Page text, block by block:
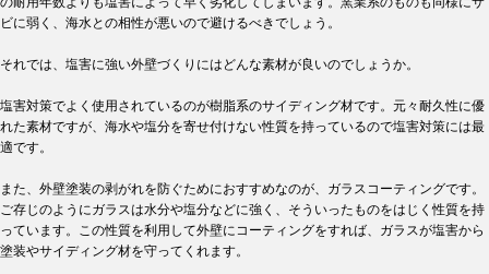
ビに弱く、海水との相性が悪いので避けるべきでしょう。
それでは、塩害に強い外壁づくりにはどんな素材が良いのでしょうか。
塩害対策でよく使用されているのが樹脂系のサイディング材です。元々耐久性に優
れた素材ですが、海水や塩分を寄せ付けない性質を持っているので塩害対策には最
適です。
また、外壁塗装の剥がれを防ぐためにおすすめなのが、ガラスコーティングです。
ご存じのようにガラスは水分や塩分などに強く、そういったものをはじく性質を持
っています。この性質を利用して外壁にコーティングをすれば、ガラスが塩害から
塗装やサイディング材を守ってくれます。